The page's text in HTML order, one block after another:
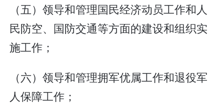
（五）领导和管理国民经济动员工作和人
民防空、国防交通等方面的建设和组织实
施工作；
（六）领导和管理拥军优属工作和退役军
人保障工作；